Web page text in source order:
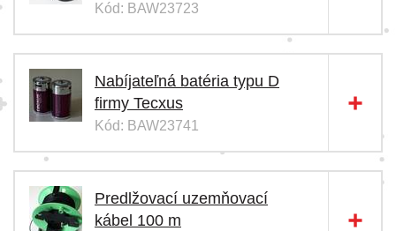
Kód: BAW23723
Nabíjateľná batéria typu D
firmy Tecxus
Kód: BAW23741
Predlžovací uzemňovací
kábel 100 m